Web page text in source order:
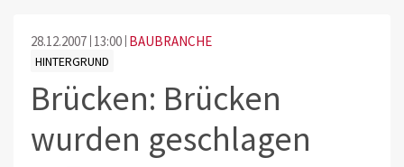
28.12.2007 13:00 BAUBRANCHE
HINTERGRUND
Brücken: Brücken
wurden geschlagen